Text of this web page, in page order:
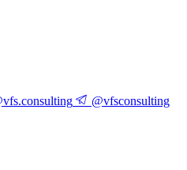
@vfsconsulting